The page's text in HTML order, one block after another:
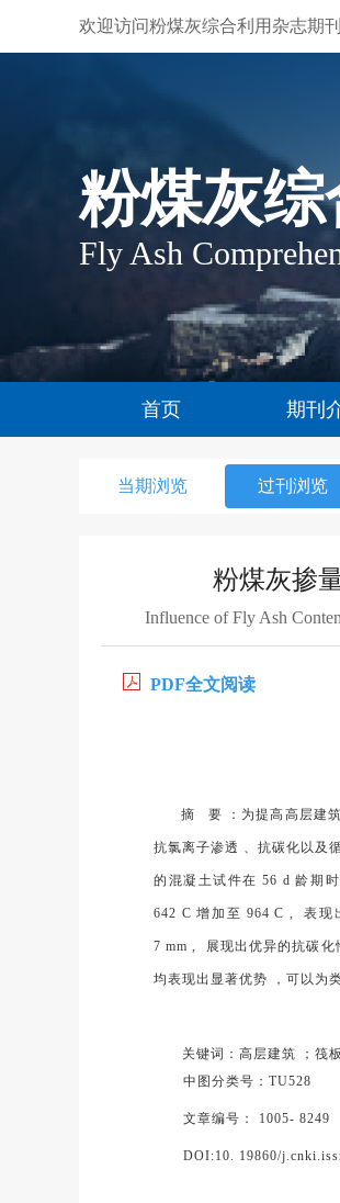
欢迎访问粉煤灰综合利用杂志期
粉煤灰
Fly Ash
首页 期刊
当期浏览 过刊浏览
粉煤灰掺
Influence of Fly Ash
PDF全文阅读
摘 要 ：为提高高层建筑
抗氯离子渗透 、抗碳化以及
的混凝土试件在 56 d 龄期
642 C 增加至 964 C , 表现
7 mm , 展现出优异的抗碳化
均表现出显著优势 ，可以为
关键词：高层建筑 ；筏
中图分类号：
文章编号： 1005-
DOI:10. 19860/